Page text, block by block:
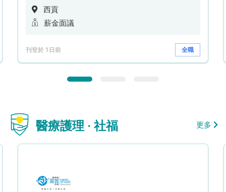
西貢
薪金面議
刊登於 1日前 全職
醫療護理 · 社福 更多